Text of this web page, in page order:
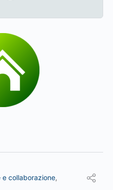
e collaborazione,